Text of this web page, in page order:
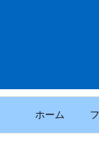
ホーム